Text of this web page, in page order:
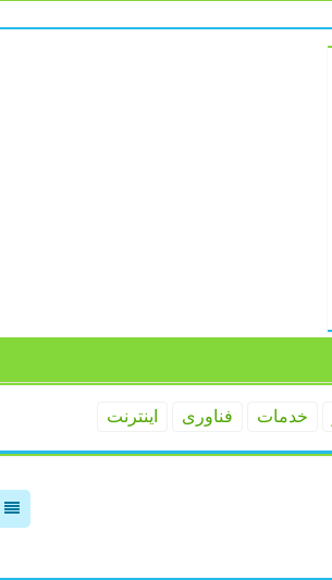
خدمات فناوری اینترنت